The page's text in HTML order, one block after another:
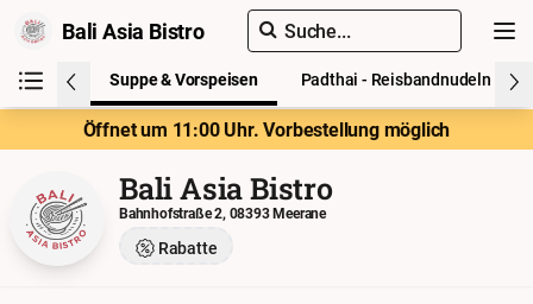
Bali Asia Bistro Suche...
Suppe & Vorspeisen Padthai - Reisbandnudeln
Öffnet um 11:00 Uhr. Vorbestellung möglich
Bali Asia Bistro
Bahnhofstraße 2, 08393 Meerane
Rabatte